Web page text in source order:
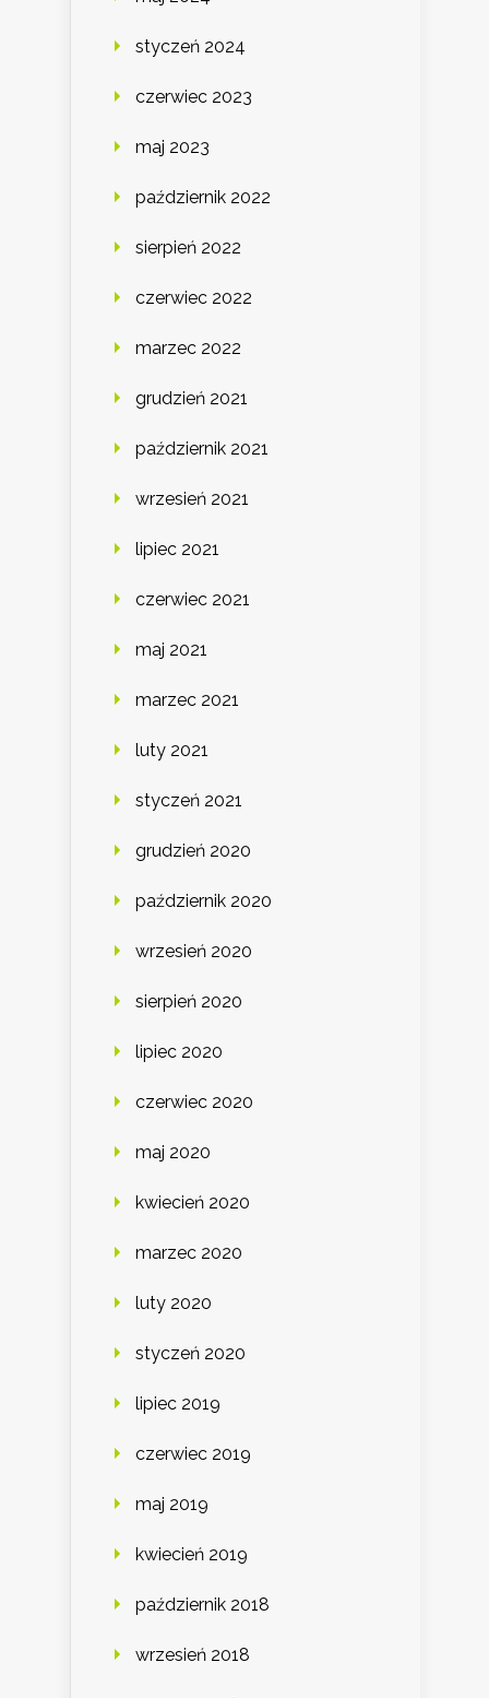
styczeń 2024
czerwiec 2023
maj 2023
październik 2022
sierpień 2022
czerwiec 2022
marzec 2022
grudzień 2021
październik 2021
wrzesień 2021
lipiec 2021
czerwiec 2021
maj 2021
marzec 2021
luty 2021
styczeń 2021
grudzień 2020
październik 2020
wrzesień 2020
sierpień 2020
lipiec 2020
czerwiec 2020
maj 2020
kwiecień 2020
marzec 2020
luty 2020
styczeń 2020
lipiec 2019
czerwiec 2019
maj 2019
kwiecień 2019
październik 2018
wrzesień 2018